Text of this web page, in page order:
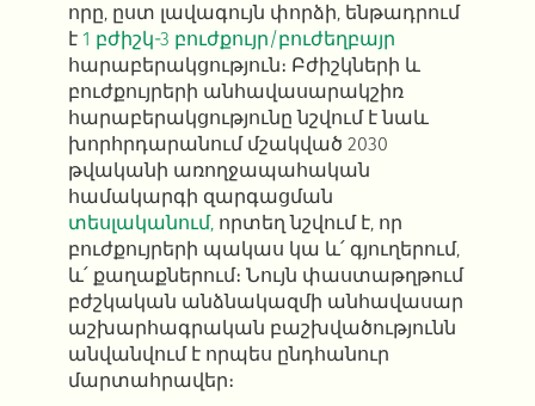
որը, ըստ լավագույն փորձի, ենթադրում
է 1 բժիշկ-3 բուժքույր/բուժեղբայր
հարաբերակցություն։ Բժիշկների և
բուժքույրերի անհավասարակշիռ
հարաբերակցությունը նշվում է նաև
խորհրդարանում մշակված 2030
թվականի առողջապահական
համակարգի զարգացման
տեսլականում,որտեղ նշվում է, որ
բուժքույրերի պակաս կա և՛ գյուղերում,
և՛ քաղաքներում։ Նույն փաստաթղթում
բժշկական անձնակազմի անհավասար
աշխարհագրական բաշխվածությունն
անվանվում է որպես ընդհանուր
մարտահրավեր։